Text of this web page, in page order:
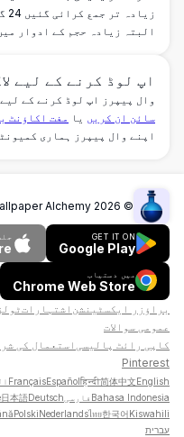
البتہ زیادہ حجم کے ادوار میں اس میں 7 دن تک
اپ لوڈ کرنے کے لیے
وال پیپرز اپ لوڈ کرنے کے
سائن ان کریں یا مفت اکاؤنٹ
اپنے وال پیپرز ہماری
©
2026
Alchemy
GET IT ON
Google Play
میں دستیاب
Chrome Web Store
براؤزر ایکسٹینشن اشتہاراتٹولز
عمومی سوالات
کاپی رائٹ پالیسی استعمال کی
Pinterest
English
简体中文
हिन्दी
Español
Français
Bahasa Indonesia فارسی Deutsch
日本語
Kiswahili
한국어
ไทย
Nederlands
Polski
עברית